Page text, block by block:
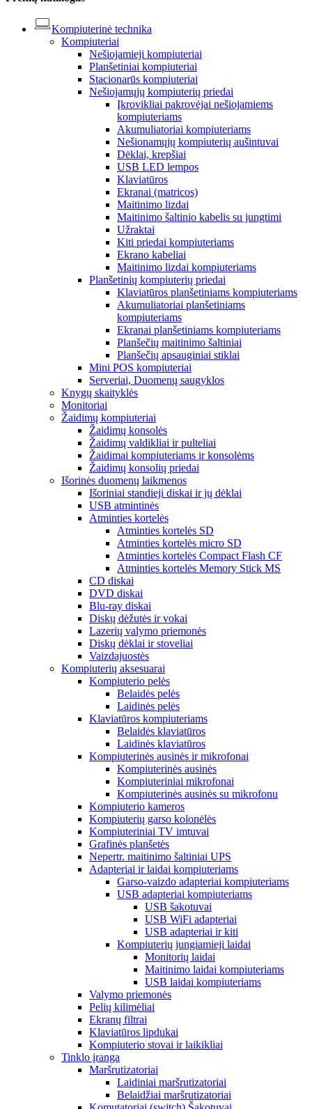
Kompiuterinė technika
Kompiuteriai
Nešiojamieji kompiuteriai
Planšetiniai kompiuteriai
Stacionarūs kompiuteriai
Nešiojamųjų kompiuterių priedai
Įkrovikliai pakrovėjai nešiojamiems
kompiuteriams
Akumuliatoriai kompiuteriams
Nešionamųjų kompiuterių aušintuvai
Dėklai, krepšiai
USB LED lempos
Klaviatūros
Ekranai (matricos)
Maitinimo lizdai
Maitinimo šaltinio kabelis su jungtimi
Užraktai
Kiti priedai kompiuteriams
Ekrano kabeliai
Maitinimo lizdai kompiuteriams
Planšetinių kompiuterių priedai
Klaviatūros planšetiniams kompiuteriams
Akumuliatoriai planšetiniams
kompiuteriams
Ekranai planšetiniams kompiuteriams
Planšečių maitinimo šaltiniai
Planšečių apsauginiai stiklai
Mini POS kompiuteriai
Serveriai, Duomenų saugyklos
Knygų skaityklės
Monitoriai
Žaidimų kompiuteriai
Žaidimų konsolės
Žaidimų valdikliai ir pulteliai
Žaidimai kompiuteriams ir konsolėms
Žaidimų konsolių priedai
Išorinės duomenų laikmenos
Išoriniai standieji diskai ir jų dėklai
USB atmintinės
Atminties kortelės
Atminties kortelės SD
Atminties kortelės micro SD
Atminties kortelės Compact Flash CF
Atminties kortelės Memory Stick MS
CD diskai
DVD diskai
Blu-ray diskai
Diskų dėžutės ir vokai
Lazerių valymo priemonės
Diskų dėklai ir stoveliai
Vaizdajuostės
Kompiuterių aksesuarai
Kompiuterio pelės
Belaidės pelės
Laidinės pelės
Klaviatūros kompiuteriams
Belaidės klaviatūros
Laidinės klaviatūros
Kompiuterinės ausinės ir mikrofonai
Kompiuterinės ausinės
Kompiuteriniai mikrofonai
Kompiuterinės ausinės su mikrofonu
Kompiuterio kameros
Kompiuterių garso kolonėlės
Kompiuteriniai TV imtuvai
Grafinės planšetės
Nepertr. maitinimo šaltiniai UPS
Adapteriai ir laidai kompiuteriams
Garso-vaizdo adapteriai kompiuteriams
USB adapteriai kompiuteriams
USB šakotuvai
USB WiFi adapteriai
USB adapteriai ir kiti
Kompiuterių jungiamieji laidai
Monitorių laidai
Maitinimo laidai kompiuteriams
USB laidai kompiuteriams
Valymo priemonės
Pelių kilimėliai
Ekranų filtrai
Klaviatūros lipdukai
Kompiuterio stovai ir laikikliai
Tinklo įranga
Maršrutizatoriai
Laidiniai maršrutizatoriai
Belaidžiai maršrutizatoriai